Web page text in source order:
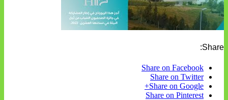
Share:
Share on Facebook
Share on Twitter
Share on Google+
Share on Pinterest